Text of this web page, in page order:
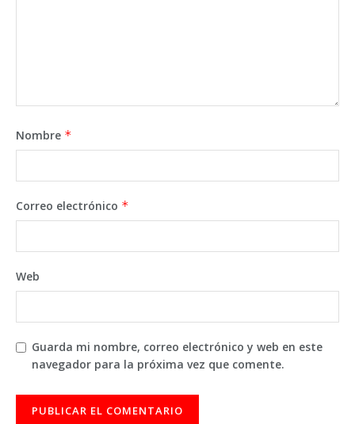
Nombre *
Correo electrónico *
Web
Guarda mi nombre, correo electrónico y web en este
navegador para la próxima vez que comente.